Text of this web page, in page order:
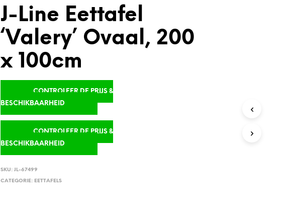
J-Line Eettafel
‘Valery’ Ovaal, 200
x 100cm
CONTROLEER DE PRIJS &
BESCHIKBAARHEID
CONTROLEER DE PRIJS &
BESCHIKBAARHEID
SKU:JL-67499
CATEGORIE: EETTAFELS